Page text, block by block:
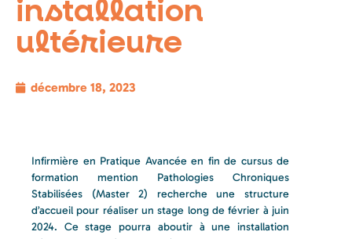
installation
ultérieure
décembre 18, 2023
Infirmière en Pratique Avancée en fin de cursus de
formation mention Pathologies Chroniques
Stabilisées (Master 2) recherche une structure
d’accueil pour réaliser un stage long de février à juin
2024. Ce stage pourra aboutir à une installation